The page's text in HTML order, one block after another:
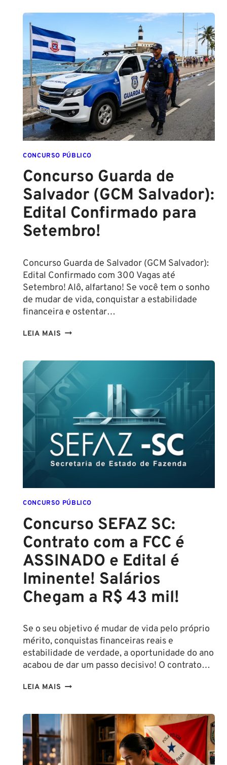
SAI
DA
ESCOLA
FORMADO
EM
DIREITO
CONCURSO PÚBLICO
Concurso Guarda de
Salvador (GCM Salvador):
Edital Confirmado para
Setembro!
Concurso Guarda de Salvador (GCM Salvador):
Edital Confirmado com 300 Vagas até
Setembro! Alô, alfartano! Se você tem o sonho
de mudar de vida, conquistar a estabilidade
financeira e ostentar…
LEIA MAIS CONCURSO
SALVADOR
(GCM
SALVADOR):
CONFIRMADO
SETEMBRO!
CONCURSO PÚBLICO
Concurso SEFAZ SC:
Contrato com a FCC é
ASSINADO e Edital é
Iminente! Salários
Chegam a R$ 43 mil!
Se o seu objetivo é mudar de vida pelo próprio
mérito, conquistas financeiras reais e
estabilidade de verdade, a oportunidade do ano
acabou de dar um passo decisivo! O contrato…
LEIA MAIS CONCURSO
CONTRATO
COM
A
FCC